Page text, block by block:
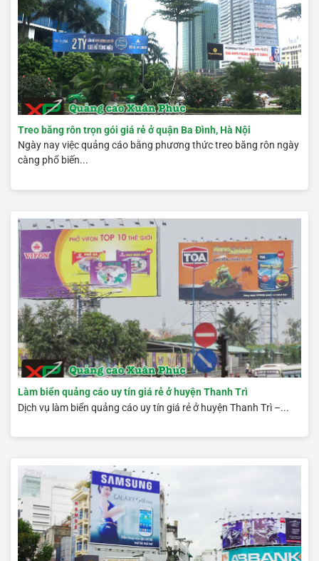
Treo băng rôn trọn gói giá rẻ ở quận Ba Đình, Hà Nội
Ngày nay việc quảng cáo bằng phương thức treo băng rôn ngày
càng phổ biến...
Làm biển quảng cáo uy tín giá rẻ ở huyện Thanh Trì
Dịch vụ làm biển quảng cáo uy tín giá rẻ ở huyện Thanh Trì –...